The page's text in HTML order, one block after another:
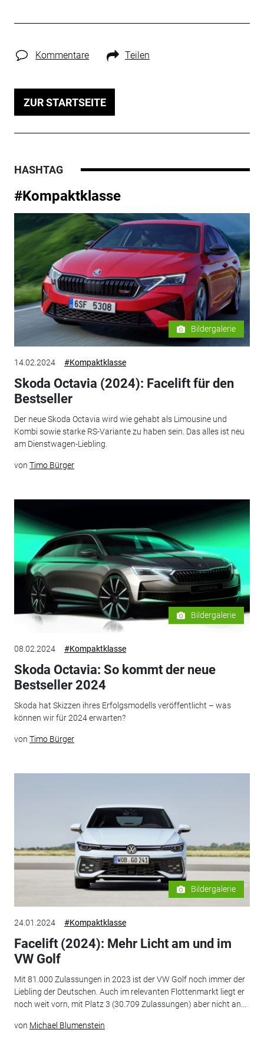
Kommentare Teilen
ZUR STARTSEITE
HASHTAG
#Kompaktklasse
Bildergalerie
14.02.2024 #Kompaktklasse
Skoda Octavia (2024): Facelift für den
Bestseller
Der neue Skoda Octavia wird wie gehabt als Limousine und
Kombi sowie starke RS-Variante zu haben sein. Das alles ist neu
am Dienstwagen-Liebling.
von Timo Bürger
Bildergalerie
08.02.2024 #Kompaktklasse
Skoda Octavia: So kommt der neue
Bestseller 2024
Skoda hat Skizzen ihres Erfolgsmodells veröffentlicht – was
können wir für 2024 erwarten?
von Timo Bürger
Bildergalerie
24.01.2024 #Kompaktklasse
Facelift (2024): Mehr Licht am und im
VW Golf
Mit 81.000 Zulassungen in 2023 ist der VW Golf noch immer der
Liebling der Deutschen. Auch im relevanten Flottenmarkt liegt er
noch weit vorn, mit Platz 3 (30.709 Zulassungen) aber nicht an...
von Michael Blumenstein